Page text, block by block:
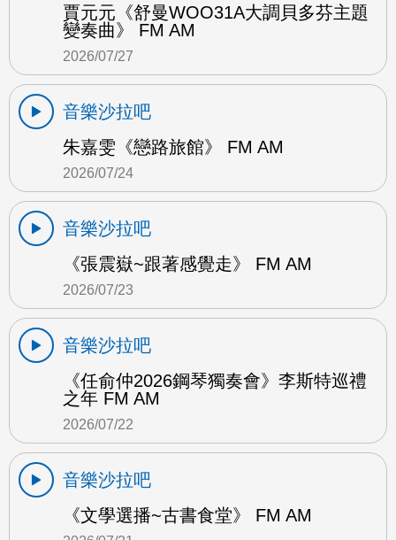
賈元元《舒曼WOO31A大調貝多芬主題
變奏曲》 FM AM
2026/07/27
音樂沙拉吧
朱嘉雯《戀路旅館》 FM AM
2026/07/24
音樂沙拉吧
《張震嶽~跟著感覺走》 FM AM
2026/07/23
音樂沙拉吧
《任俞仲2026鋼琴獨奏會》李斯特巡禮
之年 FM AM
2026/07/22
音樂沙拉吧
《文學選播~古書食堂》 FM AM